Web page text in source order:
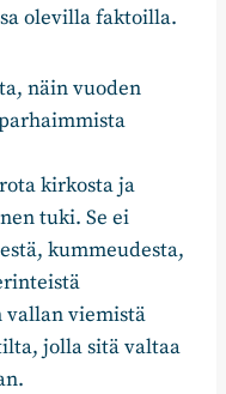
olevilla faktoilla.
näin vuoden
kirkosta ja
tuki. Se ei
kummeudesta,
vallan viemistä
jolla sitä valtaa